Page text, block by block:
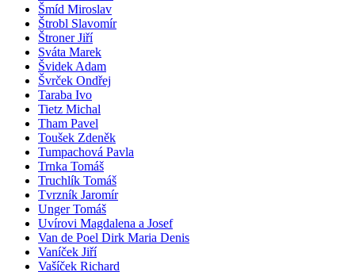
Šmíd Miroslav
Štrobl Slavomír
Štroner Jiří
Sváta Marek
Švidek Adam
Švrček Ondřej
Taraba Ivo
Tietz Michal
Tham Pavel
Toušek Zdeněk
Tumpachová Pavla
Trnka Tomáš
Truchlík Tomáš
Tvrzník Jaromír
Unger Tomáš
Uvírovi Magdalena a Josef
Van de Poel Dirk Maria Denis
Vaníček Jiří
Vašíček Richard